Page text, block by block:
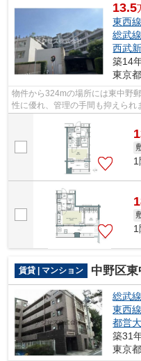
13.5
東西線
総武線
西武
築14
東京
物件から324mの場所には東中野
性に優れ、管理の手間も抑えられ
賃貸 | マンション 中野区
総武線
東西線
都営
築31
東京